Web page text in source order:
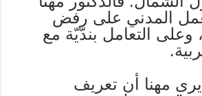
المدني على رفض
وعلى التعامل بندّيّة مع
يرى مهنا أن تعريف